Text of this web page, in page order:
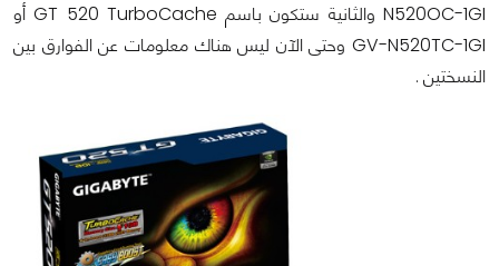
N520OC-1GI والثانية ستكون باسم GT 520 TurboCache أو
GV-N520TC-1GI وحتى الآن ليس هناك معلومات عن الفوارق بين
النسختين .